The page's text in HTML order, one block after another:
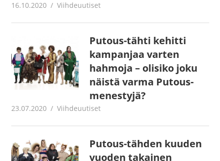
16.10.2020 Juha Kaunisto
Viihdeuutiset
Putous-tähti kehitti
kampanjaa varten
hahmoja – olisiko joku
näistä varma Putous-
menestyjä?
23.07.2020 Juha Kaunisto
Viihdeuutiset
Putous-tähden kuuden
vuoden takainen